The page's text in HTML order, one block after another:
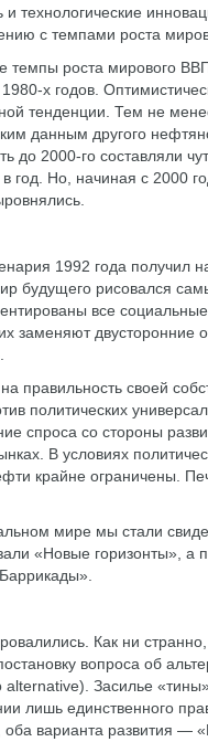
технологические
с темпами роста
темпы роста мирового
х годов.
тенденции. Тем не
данным другого
до 2000-го составляли
год. Но, начиная с 2000
1992 года получил
будущего рисовался
все
заменяют
правильность своей
политических
спроса со стороны
В условиях
крайне ограничены.
мире мы стали
«Новые горизонты», а
Как ни
вопроса об
Засилье
лишь единственного
оба варианта развития —